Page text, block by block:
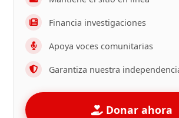
Financia investigaciones
Apoya voces comunitarias
Garantiza nuestra
Donar ahora